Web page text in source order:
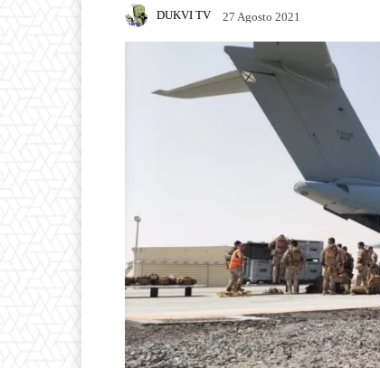
DUKVI TV 27 Agosto 2021